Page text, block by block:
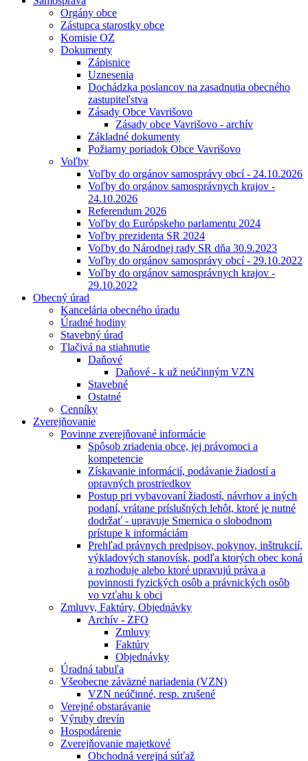
Orgány obce
Zástupca starostky obce
Komisie OZ
Dokumenty
Zápisnice
Uznesenia
Dochádzka poslancov na zasadnutia obecného
zastupiteľstva
Zásady Obce Vavrišovo
Zásady obce Vavrišovo - archív
Základné dokumenty
Požiarny poriadok Obce Vavrišovo
Voľby
Voľby do orgánov samosprávy obcí - 24.10.2026
Voľby do orgánov samosprávnych krajov -
24.10.2026
Referendum 2026
Voľby do Európskeho parlamentu 2024
Voľby prezidenta SR 2024
Voľby do Národnej rady SR dňa 30.9.2023
Voľby do orgánov samosprávy obcí - 29.10.2022
Voľby do orgánov samosprávnych krajov -
29.10.2022
Obecný úrad
Kancelária obecného úradu
Úradné hodiny
Stavebný úrad
Tlačivá na stiahnutie
Daňové
Daňové - k už neúčinným VZN
Stavebné
Ostatné
Cenníky
Zverejňovanie
Povinne zverejňované informácie
Spôsob zriadenia obce, jej právomoci a
kompetencie
Získavanie informácií, podávanie žiadostí a
opravných prostriedkov
Postup pri vybavovaní žiadostí, návrhov a iných
podaní, vrátane príslušných lehôt, ktoré je nutné
dodržať - upravuje Smernica o slobodnom
prístupe k informáciám
Prehľad právnych predpisov, pokynov, inštrukcií,
výkladových stanovísk, podľa ktorých obec koná
a rozhoduje alebo ktoré upravujú práva a
povinnosti fyzických osôb a právnických osôb
vo vzťahu k obci
Zmluvy, Faktúry, Objednávky
Archív - ZFO
Zmluvy
Faktúry
Objednávky
Úradná tabuľa
Všeobecne záväzné nariadenia (VZN)
VZN neúčinné, resp. zrušené
Verejné obstarávanie
Výruby drevín
Hospodárenie
Zverejňovanie majetkové
Obchodná verejná súťaž